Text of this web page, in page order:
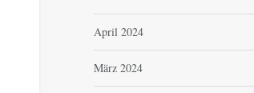
April 2024
März 2024